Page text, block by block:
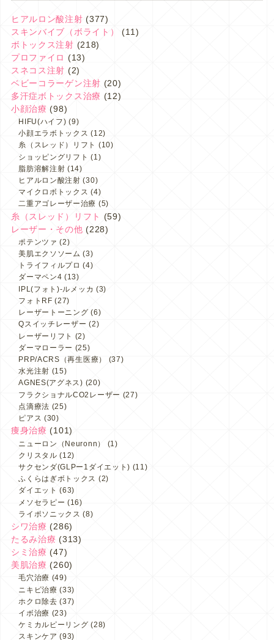
ヒアルロン酸注射 (377)
スキンバイブ（ボライト）
(11)
ボトックス注射 (218)
プロファイロ (13)
スネコス注射 (2)
ベビーコラーゲン注射 (20)
多汗症ボトックス治療 (12)
小顔治療 (98)
HIFU(ハイフ) (9)
小顔エラボトックス (12)
糸（スレッド）リフト (10)
ショッピングリフト (1)
脂肪溶解注射 (14)
ヒアルロン酸注射 (30)
マイクロボトックス (4)
二重アゴレーザー治療 (5)
糸（スレッド）リフト
(59)
レーザー・その他 (228)
ポテンツァ (2)
美肌エクソソーム (3)
トライフィルプロ (4)
ダーマペン4 (13)
IPL(フォト)-ルメッカ (3)
フォトRF (27)
レーザートーニング (6)
Qスイッチレーザー (2)
レーザーリフト (2)
ダーマローラー (25)
PRP/ACRS（再生医療）
(37)
水光注射 (15)
AGNES(アグネス) (20)
フラクショナルCO2レーザー (27)
点滴療法 (25)
ピアス (30)
痩身治療 (101)
ニューロン（Neuronn）
(1)
クリスタル (12)
サクセンダ(GLPー1ダイエット) (11)
ふくらはぎボトックス (2)
ダイエット (63)
メソセラピー (16)
ライポソニックス (8)
シワ治療 (286)
たるみ治療 (313)
シミ治療 (47)
美肌治療 (260)
毛穴治療 (49)
ニキビ治療 (33)
ホクロ除去 (37)
イボ治療 (23)
ケミカルピーリング (28)
スキンケア (93)